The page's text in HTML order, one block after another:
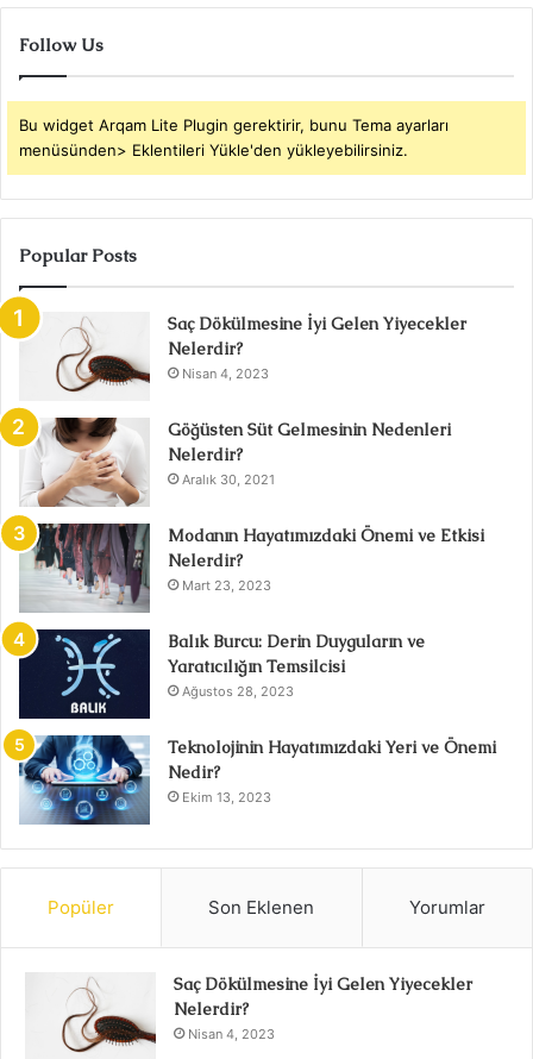
Follow Us
Bu widget Arqam Lite Plugin gerektirir, bunu Tema ayarları
menüsünden> Eklentileri Yükle'den yükleyebilirsiniz.
Popular Posts
Saç Dökülmesine İyi Gelen Yiyecekler
Nelerdir?
Nisan 4, 2023
Göğüsten Süt Gelmesinin Nedenleri
Nelerdir?
Aralık 30, 2021
Modanın Hayatımızdaki Önemi ve Etkisi
Nelerdir?
Mart 23, 2023
Balık Burcu: Derin Duyguların ve
Yaratıcılığın Temsilcisi
Ağustos 28, 2023
Teknolojinin Hayatımızdaki Yeri ve Önemi
Nedir?
Ekim 13, 2023
Popüler Son Eklenen Yorumlar
Saç Dökülmesine İyi Gelen Yiyecekler
Nelerdir?
Nisan 4, 2023